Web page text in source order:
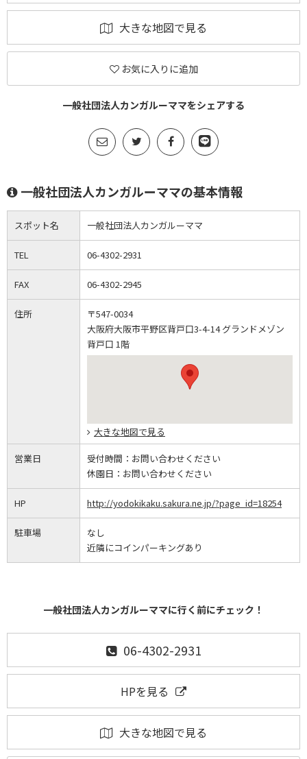
大きな地図で見る
お気に入りに追加
一般社団法人カンガルーママをシェアする
一般社団法人カンガルーママの基本情報
スポット名 一般社団法人カンガルーママ
TEL 06-4302-2931
FAX 06-4302-2945
住所
〒547-0034
大阪府大阪市平野区背戸口3-4-14 グランドメゾン
背戸口 1階
大きな地図で見る
営業日 受付時間： お問い合わせください
休園日： お問い合わせください
HP http://yodokikaku.sakura.ne.jp/?page_id=18254
駐車場
なし
近隣にコインパーキングあり
一般社団法人カンガルーママに行く前にチェック！
06-4302-2931
HPを見る
大きな地図で見る